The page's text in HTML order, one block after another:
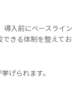
導入前にベースライン
きる体制を整えてお
げられます。